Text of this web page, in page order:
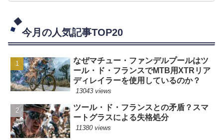
今月の人気記事TOP20
なぜマチュー・ファンデルプールはツ
ール・ド・フランスでMTB用XTRリア
ディレイラーを使用しているのか？
13043 views
ツール・ド・フランスとの矛盾？スマ
ートグラスによる失格処分
11380 views